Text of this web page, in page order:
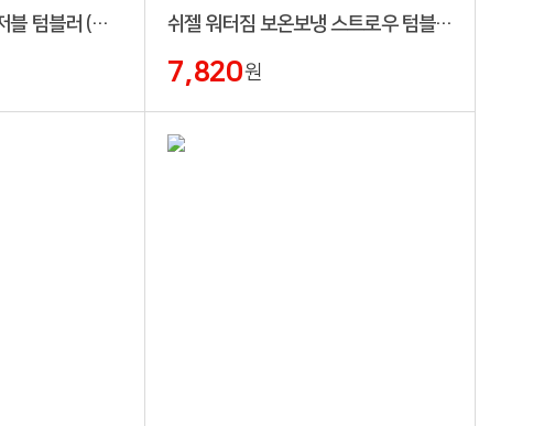
[티스카페] 투명 리유저블 텀블러 (트라이탄) 530ml (베이직캡) 쉬젤 워터짐 보온보냉 스트로우 텀블러 600ml
7,820원